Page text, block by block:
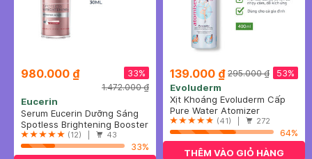
980.000 ₫ 33%
1.472.000 ₫
Eucerin
Serum Eucerin Dưỡng Sáng
Da, Mờ Thâm Nám 30ml
Spotless Brightening Booster
Serum
(12) | 43
33%
139.000 ₫ 53%
295.000 ₫
Evoluderm
Xịt Khoáng Evoluderm Cấp
Nước & Làm Dịu Da 400ml
Pure Water Atomizer
(41) | 272
64%
THÊM VÀO GIỎ HÀNG